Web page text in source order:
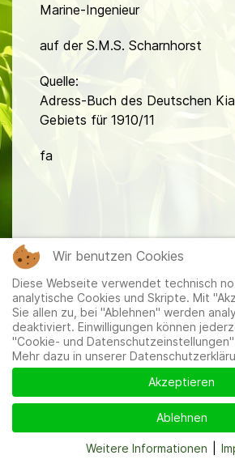
Marine-Ingenieur
auf der S.M.S. Scharnhorst
Quelle:
Adress-Buch des Deutschen
Gebiets für 1910/11
fa
Mitglieder Impressum
und
Wir benutzen Cookies
Diese Webseite verwendet technisch
analytische Cookies und Skripte. Mit
Sie allen zu, bei "Ablehnen" werden
deaktiviert. Einwilligungen können
"Cookie- und
Mehr dazu in unserer
Akzeptieren
Ablehnen
Weitere Informationen